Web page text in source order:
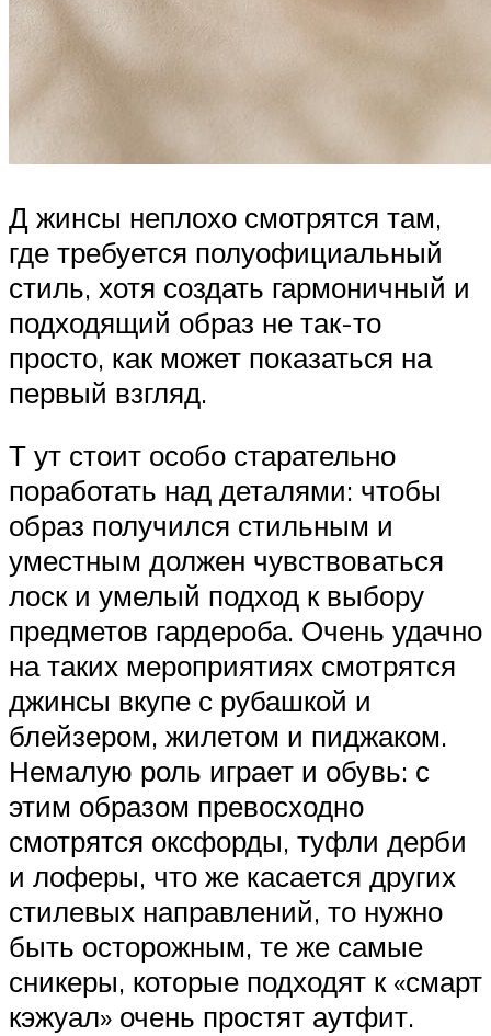
Д жинсы неплохо смотрятся там,
где требуется полуофициальный
стиль, хотя создать гармоничный и
подходящий образ не так-то
просто, как может показаться на
первый взгляд.
Т ут стоит особо старательно
поработать над деталями: чтобы
образ получился стильным и
уместным должен чувствоваться
лоск и умелый подход к выбору
предметов гардероба. Очень удачно
на таких мероприятиях смотрятся
джинсы вкупе с рубашкой и
блейзером, жилетом и пиджаком.
Немалую роль играет и обувь: с
этим образом превосходно
смотрятся оксфорды, туфли дерби
и лоферы, что же касается других
стилевых направлений, то нужно
быть осторожным, те же самые
сникеры, которые подходят к «смарт
кэжуал» очень простят аутфит.